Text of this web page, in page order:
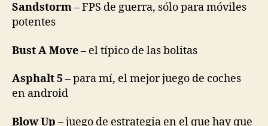
Sandstorm– FPS de guerra, sólo para móviles
potentes
Bust A Move– el típico de las bolitas
Asphalt 5 – para mí, el mejor juego de coches
en android
Blow Up – juego de estrategia en el que hay que